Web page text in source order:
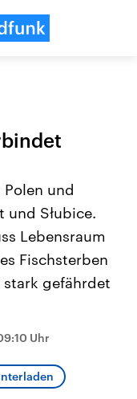
Beiträge,
die Vereinigten
mächtigsten Ländern
Weltgeschehen.
und
Słubice.
Lebensraum
Fischsterben
stark gefährdet
Uhr